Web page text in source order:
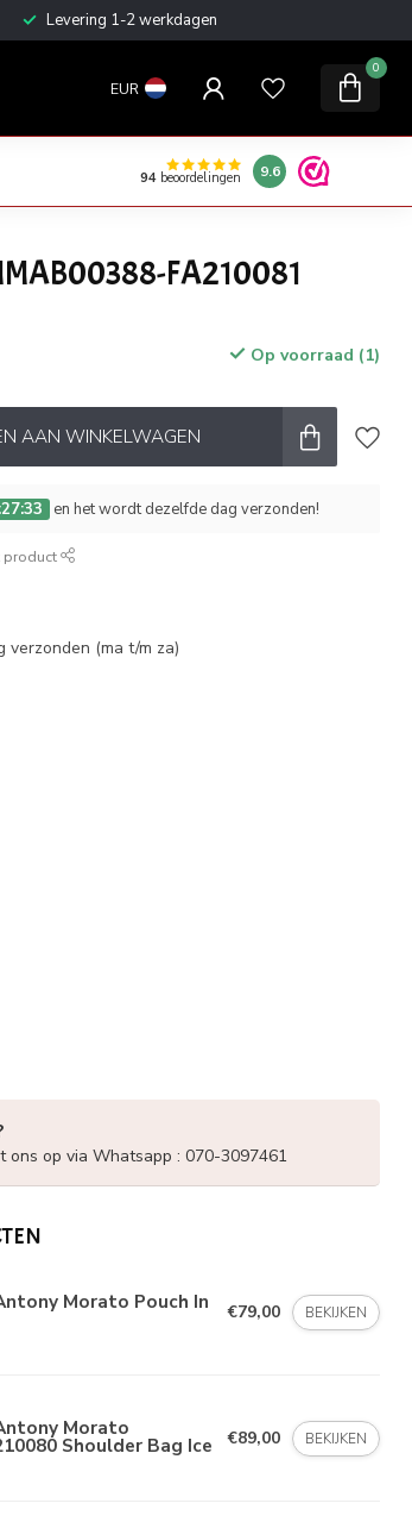
Levering 1-2 werkdagen
EUR
0
94 beoordelingen 9.6
FA210081
Op voorraad (1)
AAN WINKELWAGEN
en het wordt dezelfde dag verzonden!
product
verzonden (ma t/m za)
ons op via Whatsapp : 070-3097461
Morato Pouch In €79,00 BEKIJKEN
Morato
Shoulder Bag Ice €89,00 BEKIJKEN